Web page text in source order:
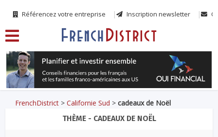
Référencez votre entreprise Inscription newsletter
FrenchDistrict >Californie Sud >cadeaux de Noël
THÈME - CADEAUX DE NOËL